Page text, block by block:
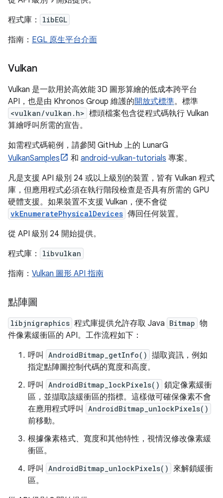
程式庫：
libEGL
指南： EGL 原生平台介面
Vulkan
Vulkan 是一款用於高效能 3D 圖形算繪的低成本跨平台
API，也是由 Khronos Group 維護的開放式標準。標準
<vulkan/vulkan.h> 標頭檔案包含從程式碼執行 Vulkan
算繪呼叫所需的宣告。
如需程式碼範例，請參閱 GitHub 上的 LunarG
VulkanSamples
和 android-vulkan-tutorials 專案。
凡是支援 API 級別 24 或以上級別的裝置，皆有 Vulkan 程式
庫，但應用程式必須在執行階段檢查是否具有所需的 GPU
硬體支援。如果裝置不支援 Vulkan，便不會從
vkEnumeratePhysicalDevices 傳回任何裝置。
從 API 級別 24 開始提供。
程式庫：
libvulkan
指南： Vulkan 圖形 API 指南
點陣圖
libjnigraphics 程式庫提供允許存取 Java Bitmap 物
件像素緩衝區的 API。工作流程如下：
呼叫
AndroidBitmap_getInfo() 擷取資訊，例如
指定點陣圖控制代碼的寬度和高度。
呼叫
AndroidBitmap_lockPixels() 鎖定像素緩衝
區，並擷取該緩衝區的指標。這樣做可確保像素不會
在應用程式呼叫
AndroidBitmap_unlockPixels()
前移動。
根據像素格式、寬度和其他特性，視情況修改像素緩
衝區。
呼叫
AndroidBitmap_unlockPixels() 來解鎖緩衝
區。